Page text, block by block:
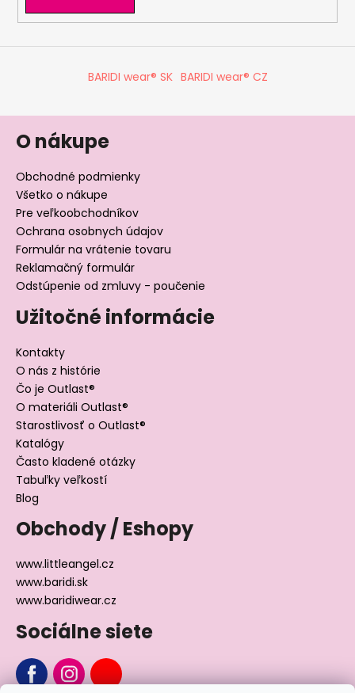
BARIDI wear® SK BARIDI wear® CZ
O nákupe
Obchodné podmienky
Všetko o nákupe
Pre veľkoobchodníkov
Ochrana osobnych údajov
Formulár na vrátenie tovaru
Reklamačný formulár
Odstúpenie od zmluvy - poučenie
Užitočné informácie
Kontakty
O nás z histórie
Čo je Outlast®
O materiáli Outlast®
Starostlivosť o Outlast®
Katalógy
Často kladené otázky
Tabuľky veľkostí
Blog
Obchody / Eshopy
www.littleangel.cz
www.baridi.sk
www.baridiwear.cz
Sociálne siete